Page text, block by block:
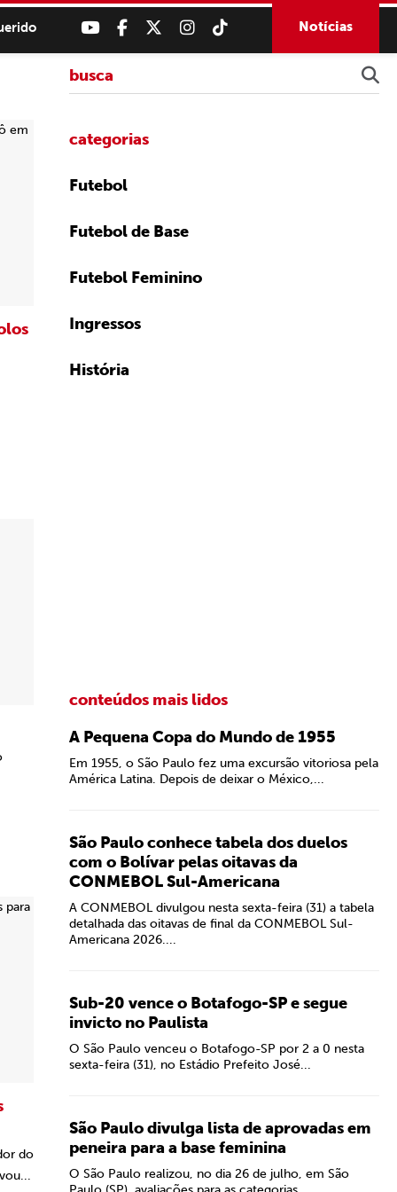
Notícias
do
categorias
Futebol
Futebol de Base
Futebol Feminino
Ingressos
História
conteúdos mais lidos
A Pequena Copa do Mundo de 1955
Em 1955, o São Paulo fez uma excursão vitoriosa pela
América Latina. Depois de deixar o México,...
São Paulo conhece tabela dos duelos
com o Bolívar pelas oitavas da
CONMEBOL Sul-Americana
A CONMEBOL divulgou nesta sexta-feira (31) a tabela
detalhada das oitavas de final da CONMEBOL Sul-
Americana 2026....
Sub-20 vence o Botafogo-SP e segue
invicto no Paulista
O São Paulo venceu o Botafogo-SP por 2 a 0 nesta
sexta-feira (31), no Estádio Prefeito José...
São Paulo divulga lista de aprovadas em
peneira para a base feminina
O São Paulo realizou, no dia 26 de julho, em São